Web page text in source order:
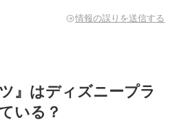
情報の誤りを送信する
』はディズニープラ
いる？